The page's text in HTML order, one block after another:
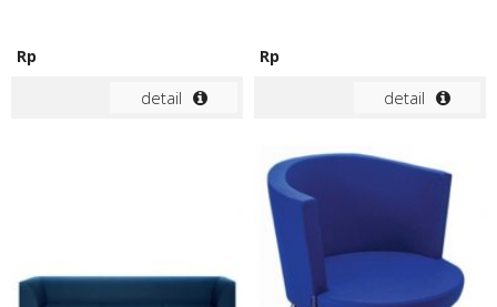
Rp
detail
Rp
detail